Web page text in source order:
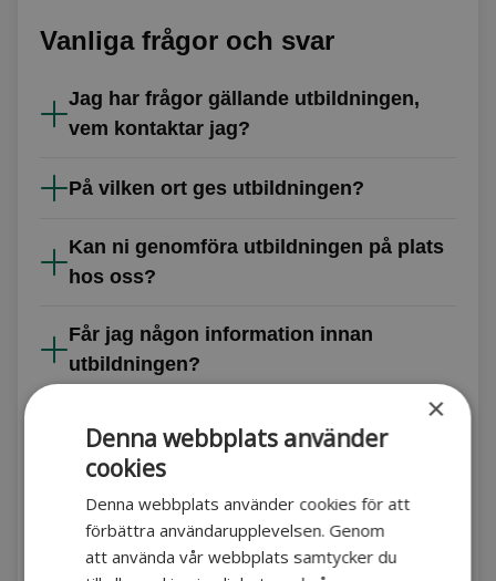
Vanliga frågor och svar
Jag har frågor gällande utbildningen,
vem kontaktar jag?
På vilken ort ges utbildningen?
Kan ni genomföra utbildningen på plats
hos oss?
Får jag någon information innan
utbildningen?
Jag kan inte boka, hur gör jag?
Hur betalar jag?
Hur avbokar jag?
×
Denna webbplats använder
cookies
Denna webbplats använder cookies för att
förbättra användarupplevelsen. Genom
att använda vår webbplats samtycker du